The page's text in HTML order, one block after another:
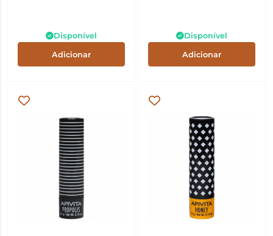
Disponível
Adicionar
Disponível
Adicionar